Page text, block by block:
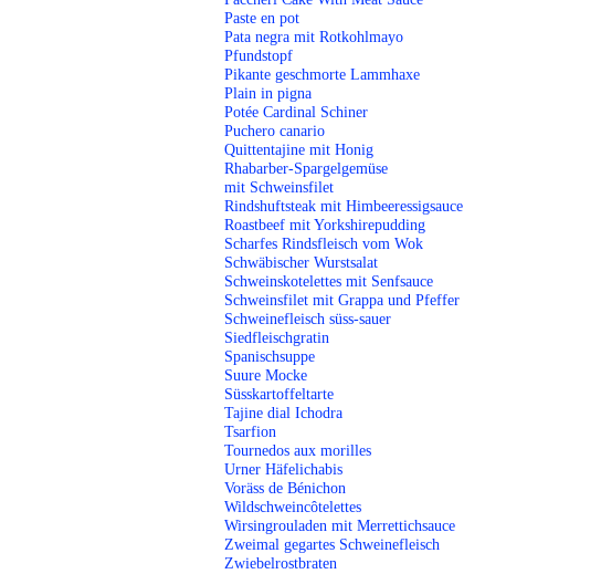
Paste en pot
Pata negra mit Rotkohlmayo
Pfundstopf
Pikante geschmorte Lammhaxe
Plain in pigna
Potée Cardinal Schiner
Puchero canario
Quittentajine mit Honig
Rhabarber-Spargelgemüse
mit Schweinsfilet
Rindshuftsteak mit Himbeeressigsauce
Roastbeef mit Yorkshirepudding
Scharfes Rindsfleisch vom Wok
Schwäbischer Wurstsalat
Schweinskotelettes mit Senfsauce
Schweinsfilet mit Grappa und Pfeffer
Schweinefleisch süss-sauer
Siedfleischgratin
Spanischsuppe
Suure Mocke
Süsskartoffeltarte
Tajine dial Ichodra
Tsarfion
Tournedos aux morilles
Urner Häfelichabis
Voräss de Bénichon
Wildschweincôtelettes
Wirsingrouladen mit Merrettichsauce
Zweimal gegartes Schweinefleisch
Zwiebelrostbraten